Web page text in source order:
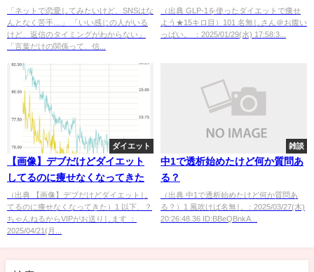
「ネットで恋愛してみたいけど、SNSはな
んとなく苦手…」 「いい感じの人がいる
けど、返信のタイミングがわからない」
「言葉だけの関係って、信...
（出典 GLP-1を使ったダイエットで痩せ
よう★15キロ目）101 名無しさん＠お腹い
っぱい。 ：2025/01/29(水) 17:58:3...
ダイエット
【画像】デブだけどダイエット
してるのに痩せなくなってきた
（出典 【画像】デブだけどダイエットし
てるのに痩せなくなってきた）1 以下、？
ちゃんねるからVIPがお送りします ：
2025/04/21(月...
雑談
中1で透析始めたけど何か質問あ
る？
（出典 中1で透析始めたけど何か質問あ
る？）1 風吹けば名無し ：2025/03/27(木)
20:26:48.36 ID:BBeQBnkA...